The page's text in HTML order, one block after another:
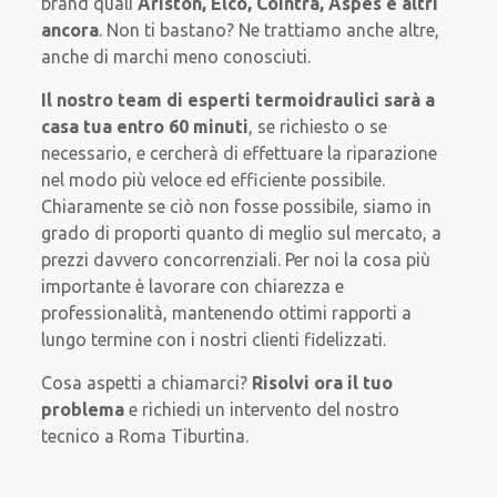
ancora. Non ti bastano? Ne trattiamo anche altre,
anche di marchi meno conosciuti.
Il nostro team di esperti termoidraulici sarà a
casa tua entro 60 minuti, se richiesto o se
necessario, e cercherà di effettuare la riparazione
nel modo più veloce ed efficiente possibile.
Chiaramente se ciò non fosse possibile, siamo in
grado di proporti quanto di meglio sul mercato, a
prezzi davvero concorrenziali. Per noi la cosa più
importante è lavorare con chiarezza e
professionalità, mantenendo ottimi rapporti a
lungo termine con i nostri clienti fidelizzati.
Cosa aspetti a chiamarci? Risolvi ora il tuo
problema e richiedi un intervento del nostro
tecnico a Roma Tiburtina.